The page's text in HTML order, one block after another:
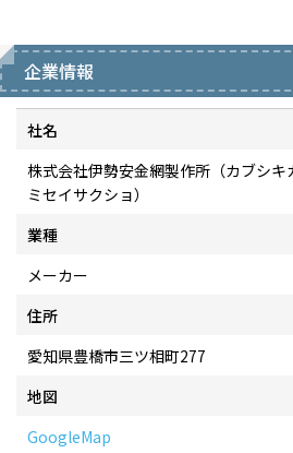
企業情報
社名
株式会社伊勢安金網製作所（カブシ
ミセイサクショ）
業種
メーカー
住所
愛知県豊橋市三ツ相町277
地図
GoogleMap